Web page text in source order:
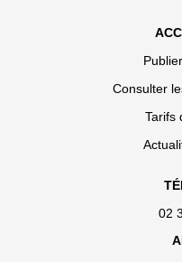
Consulter
Tarifs
02